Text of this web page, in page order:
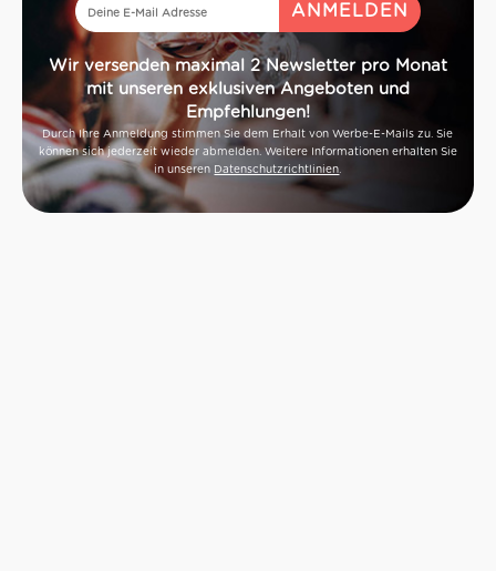
füllig
Idealer Versandkarton: 21 Flaschen
Wir versenden maximal 2 Newsletter pro Monat
mit unseren exklusiven Angeboten und
Empfehlungen!
Durch Ihre Anmeldung stimmen Sie dem Erhalt von Werbe-E-Mails zu. Sie
können sich jederzeit wieder abmelden. Weitere Informationen erhalten Sie
in unseren Datenschutzrichtlinien